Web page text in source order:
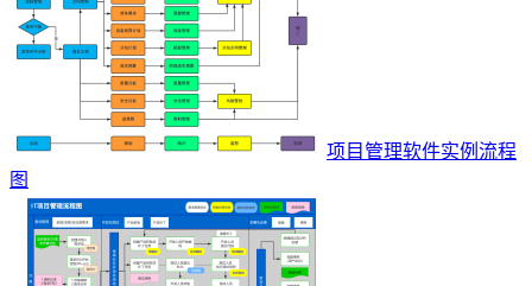
项目管理软件实例流程
图